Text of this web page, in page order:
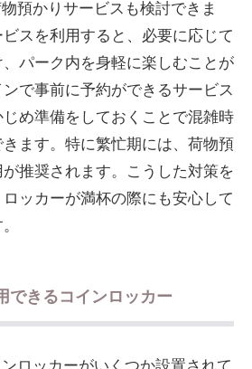
預かりサービスも検討できま
スを利用すると、必要に応じて
パーク内を身軽に楽しむことが
で事前に予約ができるサービス
め準備をしておくことで混雑時
ます。特に繁忙期には、荷物預
推奨されます。こうした対策を
ッカーが満杯の際にも安心して
できるコインロッカー